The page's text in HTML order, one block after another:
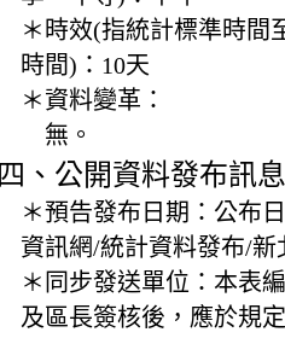
＊時效(指統計標準時間
時間)： 10天
＊資料變革：
無。
四、公開資料發布訊息
＊預告發布日期： 公布
資訊網/統計資料發布/
＊同步發送單位： 本表
及區長簽核後，應於規